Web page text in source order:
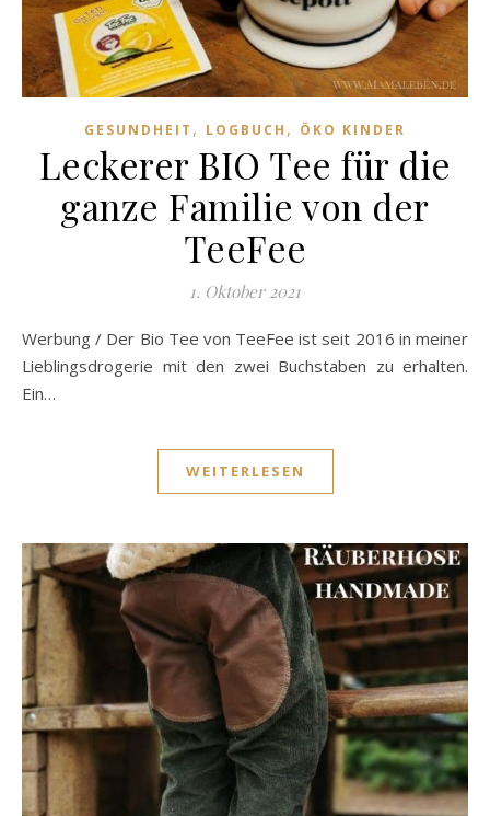
GESUNDHEIT , LOGBUCH , ÖKO KINDER
Leckerer BIO Tee für die
ganze Familie von der
TeeFee
1. Oktober 2021
Werbung / Der Bio Tee von TeeFee ist seit 2016 in meiner
Lieblingsdrogerie mit den zwei Buchstaben zu erhalten.
Ein…
WEITERLESEN